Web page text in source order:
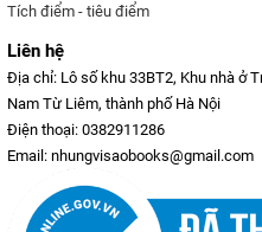
Tích điểm - tiêu điểm
Liên hệ
Địa chỉ: Lô số khu 33BT2, Khu nhà ở
Nam Từ Liêm, thành phố Hà Nội
Điện thoại: 0382911286
Email: nhungvisaobooks@gmail.com